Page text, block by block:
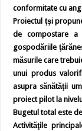
conformitate cu
Proiectul ţşi
de compostare a
gospodăriile
măsurile care
unui produs
asupra sănătăţii
proiect pilot la
Bugetul total este
Activităţile